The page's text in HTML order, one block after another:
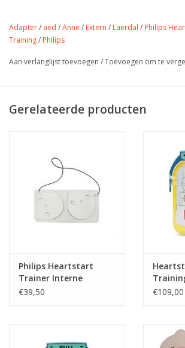
Adapter/ aed /Anne / Extern / Laerdal / Philips
Training/ Philips
Aan verlanglijst toevoegen /Toevoegen om te
Gerelateerde producten
Philips Heartstart
Trainer Interne
Adapter
€39,50
€109,00